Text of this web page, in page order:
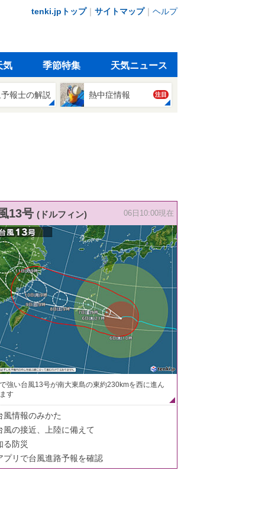
tenki.jpトップ｜ サイトマップ｜ ヘルプ
気 季節特集 天気ニュース
報士の解説 熱中症情報 注目
13号 (ドルフィン) 06日10:00現在
強い台風13号が南大東島の東約230kmを西に進ん
す
風情報のみかた
風の接近、上陸に備えて
る防災
プリで台風進路予報を確認